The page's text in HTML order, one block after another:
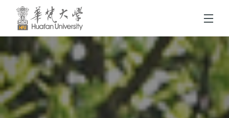
跳到頁面主要內容區